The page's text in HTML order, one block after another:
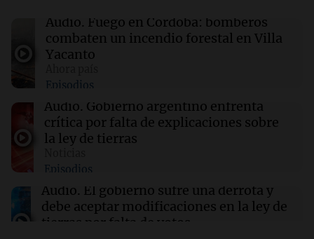
Thiago Almada: el fichaje más caro de la
historia de River y del fútbol argentino
Rumania hunde barcazas en el Danubio para
asegurar el funcionamiento de su reactor
nuclear
Clima en Salta: cómo seguirá el tiempo este
jueves 6 de agosto
Audio. Fuego en Córdoba: bomberos
combaten un incendio forestal en Villa
Yacanto
Episodios
Audio. Gobierno argentino enfrenta
crítica por falta de explicaciones sobre
la ley de tierras
Episodios
Audio. El gobierno sufre una derrota y
debe aceptar modificaciones en la ley de
tierras por falta de votos